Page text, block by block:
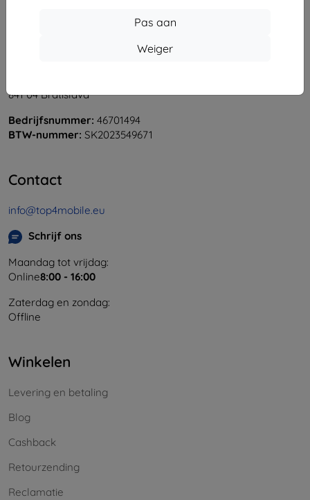
Pas aan
Weiger
841 04 Bratislava
Bedrijfsnummer: 46701494
BTW-nummer: SK2023549671
Contact
info@top4mobile.eu
Schrijf ons
Maandag tot vrijdag:
Online8:00 - 16:00
Zaterdag en zondag:
Offline
Winkelen
Levering en betaling
Blog
Cashback
Retourzending
Reclamatie